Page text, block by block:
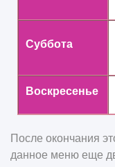
Суббота
Воскресенье
После окончания
данное меню еще